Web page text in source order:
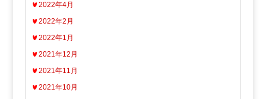
2022年4月
2022年2月
2022年1月
2021年12月
2021年11月
2021年10月